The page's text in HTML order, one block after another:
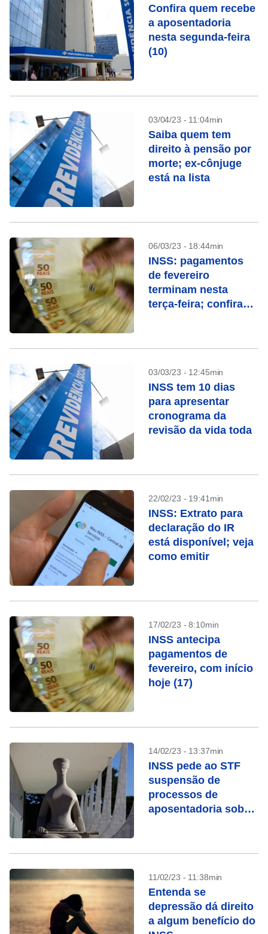
Confira quem recebe
a aposentadoria
nesta segunda-feira
(10)
03/04/23 - 11:04min
Saiba quem tem
direito à pensão por
morte; ex-cônjuge
está na lista
06/03/23 - 18:44min
INSS: pagamentos
de fevereiro
terminam nesta
terça-feira; confira
03/03/23 - 12:45min
INSS tem 10 dias
para apresentar
cronograma da
revisão da vida toda
22/02/23 - 19:41min
INSS: Extrato para
declaração do IR
está disponível; veja
como emitir
17/02/23 - 8:10min
INSS antecipa
pagamentos de
fevereiro, com início
hoje (17)
14/02/23 - 13:37min
INSS pede ao STF
suspensão de
processos de
aposentadoria sob
11/02/23 - 11:38min
Entenda se
depressão dá direito
a algum benefício do